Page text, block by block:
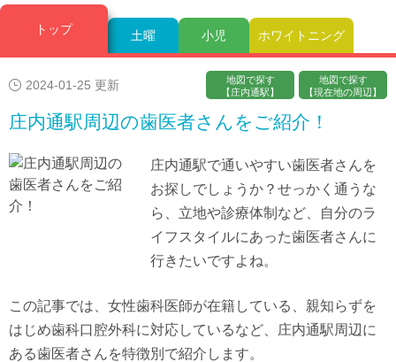
トップ 土曜 小児 ホワイトニング
2024-01-25 更新
地図で探す
【庄内通駅】
地図で探す
【現在地の周辺】
庄内通駅周辺の歯医者さんをご紹介！
庄内通駅で通いやすい歯医者さんを
お探しでしょうか？せっかく通うな
ら、立地や診療体制など、自分のラ
イフスタイルにあった歯医者さんに
行きたいですよね。
この記事では、女性歯科医師が在籍している、親知らずを
はじめ歯科口腔外科に対応しているなど、庄内通駅周辺に
ある歯医者さんを特徴別で紹介します。